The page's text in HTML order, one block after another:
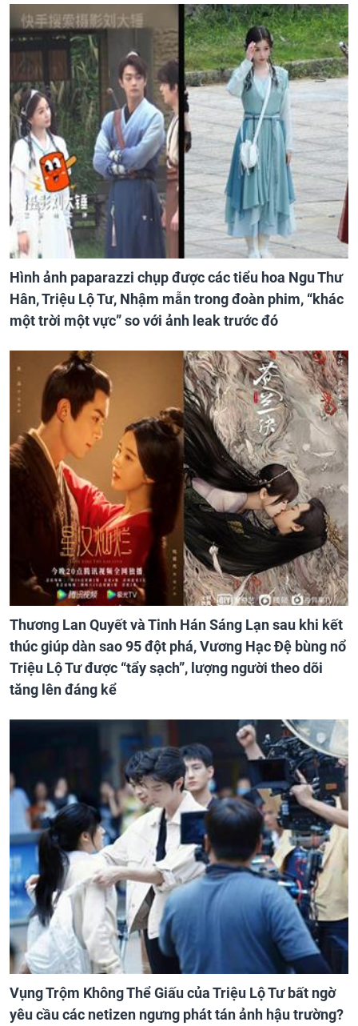
Hình ảnh paparazzi chụp được các tiểu hoa Ngu Thư
Hân, Triệu Lộ Tư, Nhậm mẫn trong đoàn phim, “khác
một trời một vực” so với ảnh leak trước đó
Thương Lan Quyết và Tinh Hán Sáng Lạn sau khi kết
thúc giúp dàn sao 95 đột phá, Vương Hạc Đệ bùng nổ
Triệu Lộ Tư được “tẩy sạch”, lượng người theo dõi
tăng lên đáng kể
Vụng Trộm Không Thể Giấu của Triệu Lộ Tư bất ngờ
yêu cầu các netizen ngưng phát tán ảnh hậu trường?